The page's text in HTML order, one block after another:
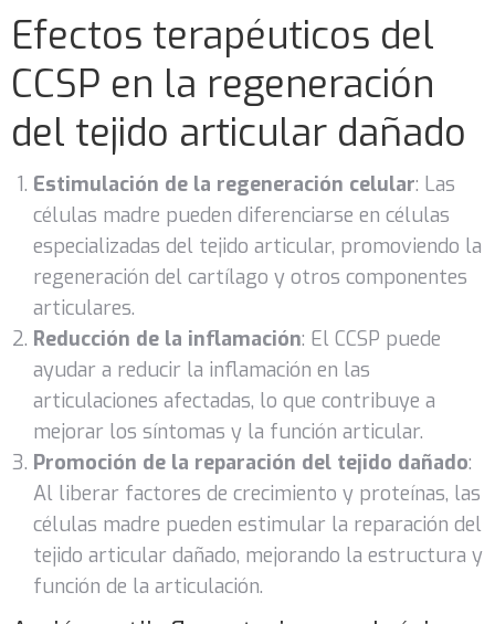
Efectos terapéuticos del
CCSP en la regeneración
del tejido articular dañado
Estimulación de la regeneración celular: Las
células madre pueden diferenciarse en células
especializadas del tejido articular, promoviendo la
regeneración del cartílago y otros componentes
articulares.
Reducción de la inflamación: El CCSP puede
ayudar a reducir la inflamación en las
articulaciones afectadas, lo que contribuye a
mejorar los síntomas y la función articular.
Promoción de la reparación del tejido dañado:
Al liberar factores de crecimiento y proteínas, las
células madre pueden estimular la reparación del
tejido articular dañado, mejorando la estructura y
función de la articulación.